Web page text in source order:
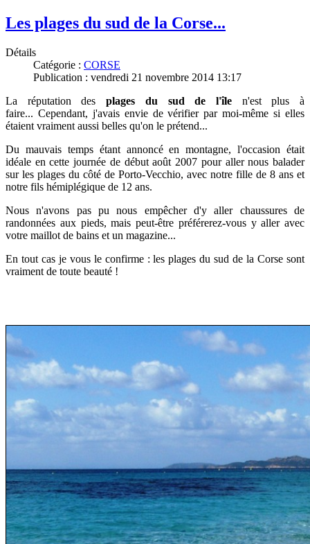
Les plages du sud de la Corse...
Détails
Catégorie : CORSE
Publication : vendredi 21 novembre 2014 13:17
La réputation desplages du sud de l'îlen'est plus à
faire... Cependant, j'avais envie de vérifier par moi-même si elles
étaient vraiment aussi belles qu'on le prétend...
Du mauvais temps étant annoncé en montagne, l'occasion était
idéale en cette journée de début août 2007 pour aller nous balader
sur les plages du côté de Porto-Vecchio, avec notre fille de 8 ans et
notre fils hémiplégique de 12 ans.
Nous n'avons pas pu nous empêcher d'y aller chaussures de
randonnées aux pieds, mais peut-être préférerez-vous y aller avec
votre maillot de bains et un magazine...
En tout cas je vous le confirme : les plages du sud de la Corse sont
vraiment de toute beauté !